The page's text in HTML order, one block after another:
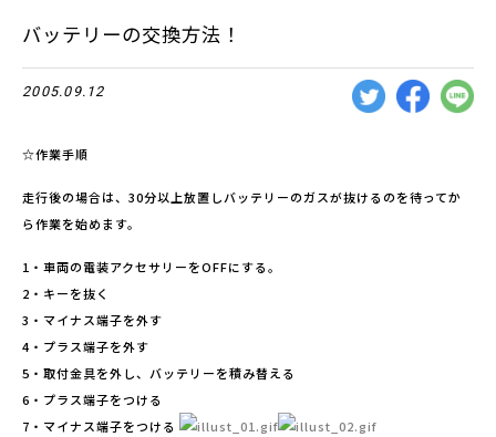
バッテリーの交換方法！
2005.09.12
☆作業手順
走行後の場合は、30分以上放置しバッテリーのガスが抜けるのを待ってか
ら作業を始めます。
1・車両の電装アクセサリーをOFFにする。
2・キーを抜く
3・マイナス端子を外す
4・プラス端子を外す
5・取付金具を外し、バッテリーを積み替える
6・プラス端子をつける
7・マイナス端子をつける